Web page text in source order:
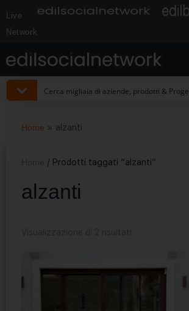
Live
Network
Home » alzanti
/ Prodotti taggati “alzanti”
alzanti